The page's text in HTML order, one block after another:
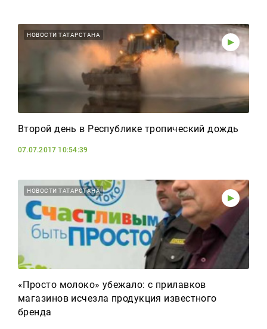
НОВОСТИ ТАТАРСТАНА
Второй день в Республике тропический дождь
07.07.2017 10:54:39
НОВОСТИ ТАТАРСТАНА
«Просто молоко» убежало: с прилавков
магазинов исчезла продукция известного
бренда